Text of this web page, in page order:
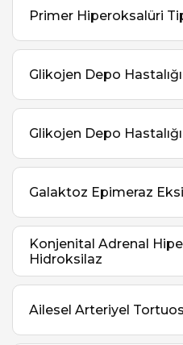
Primer Hiperoksalüri
Glikojen Depo
Glikojen Depo
Galaktoz Epimeraz
Konjenital Adrenal
Hidroksilaz
Ailesel Arteriyel